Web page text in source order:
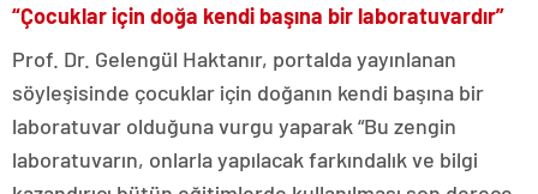
“Çocuklar için doğa kendi başına bir laboratuvardır”
Prof. Dr. Gelengül Haktanır, portalda yayınlanan
söyleşisinde çocuklar için doğanın kendi başına bir
laboratuvar olduğuna vurgu yaparak “Bu zengin
laboratuvarın, onlarla yapılacak farkındalık ve bilgi